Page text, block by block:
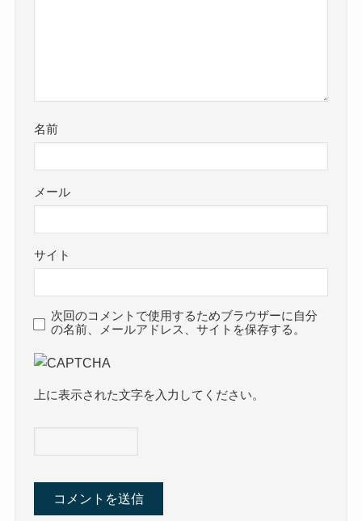
名前
メール
サイト
次回のコメントで使用するためブラウザーに自分
の名前、メールアドレス、サイトを保存する。
上に表示された文字を入力してください。